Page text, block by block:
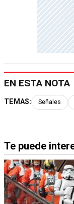
EN ESTA NOTA
TEMAS: Señales